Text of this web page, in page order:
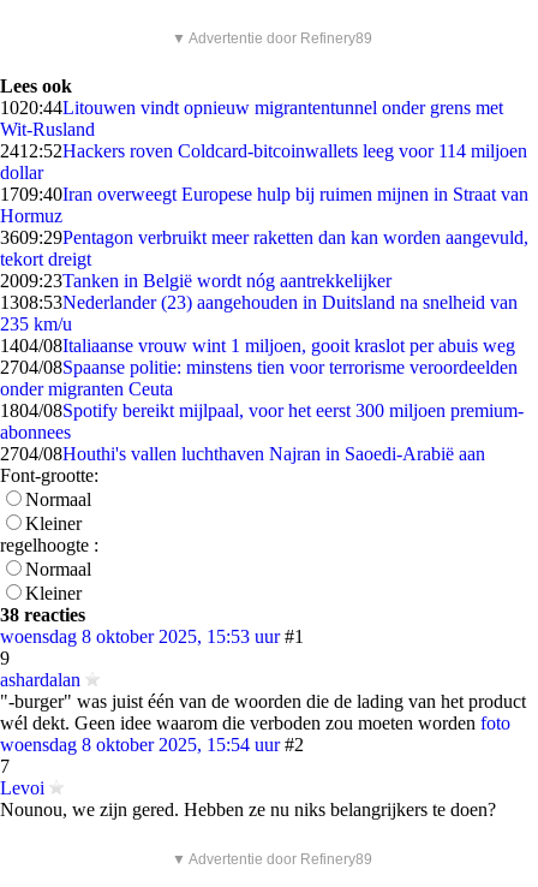
▼ Advertentie door Refinery89
Lees ook
1020:44Litouwen vindt opnieuw migrantentunnel onder grens met
Wit-Rusland
2412:52Hackers roven Coldcard-bitcoinwallets leeg voor 114 miljoen
dollar
1709:40Iran overweegt Europese hulp bij ruimen mijnen in Straat van
Hormuz
3609:29Pentagon verbruikt meer raketten dan kan worden aangevuld,
tekort dreigt
2009:23Tanken in België wordt nóg aantrekkelijker
1308:53Nederlander (23) aangehouden in Duitsland na snelheid van
235 km/u
1404/08Italiaanse vrouw wint 1 miljoen, gooit kraslot per abuis weg
2704/08Spaanse politie: minstens tien voor terrorisme veroordeelden
onder migranten Ceuta
1804/08Spotify bereikt mijlpaal, voor het eerst 300 miljoen premium-
abonnees
2704/08Houthi's vallen luchthaven Najran in Saoedi-Arabië aan
Font-grootte:
Normaal
Kleiner
regelhoogte :
Normaal
Kleiner
38 reacties
woensdag 8 oktober 2025, 15:53 uur #1
9
ashardalan
"-burger" was juist één van de woorden die de lading van het product
wél dekt. Geen idee waarom die verboden zou moeten worden foto
woensdag 8 oktober 2025, 15:54 uur #2
7
Levoi
Nounou, we zijn gered. Hebben ze nu niks belangrijkers te doen?
▼ Advertentie door Refinery89